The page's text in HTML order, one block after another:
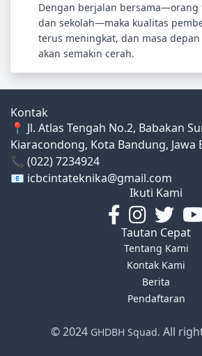
Dengan berjalan bersama—orang
dan sekolah—maka kualitas
terus meningkat, dan masa
akan semakin cerah.
Kontak
📍 Jl. Atlas Tengah No.2, Babakan
Kiaracondong, Kota Bandung, Jawa
📞 (022) 7234924
📧 icbcintateknika@gmail.com
Ikuti Kami
Tautan Cepat
Tentang Kami
Kontak Kami
Berita
Pendaftaran
© 2024 GHDBH Squad. All